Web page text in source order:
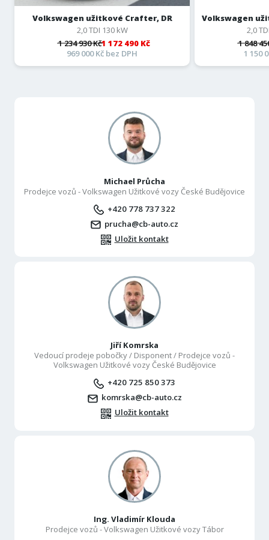
Volkswagen užitkové Crafter, DR
2,0 TDI 130 kW
1 234 930 Kč1 172 490 Kč
969 000 Kč bez DPH
Volkswagen
2,0
1 848
1 150
Michael Průcha
Prodejce vozů - Volkswagen Užitkové vozy České Budějovice
+420 778 737 322
prucha@cb-auto.cz
Uložit kontakt
Jiří Komrska
Vedoucí prodeje pobočky / Disponent / Prodejce vozů -
Volkswagen Užitkové vozy České Budějovice
+420 725 850 373
komrska@cb-auto.cz
Uložit kontakt
Ing. Vladimír Klouda
Prodejce vozů - Volkswagen Užitkové vozy Tábor